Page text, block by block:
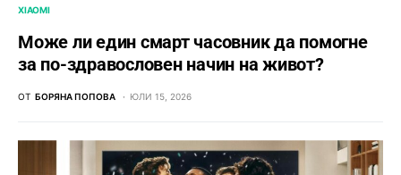
XIAOMI
Може ли един смарт часовник да помогне
за по-здравословен начин на живот?
ОТ БОРЯНА ПОПОВА ЮЛИ 15, 2026